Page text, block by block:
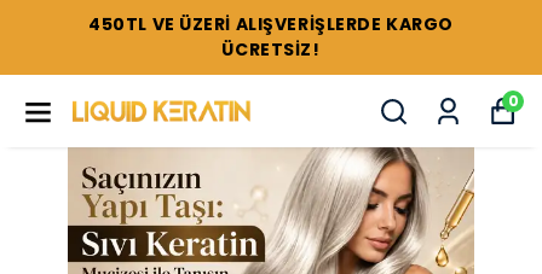
TÜM SETLERDE %44'E VARAN İNDİRİMLER !
0